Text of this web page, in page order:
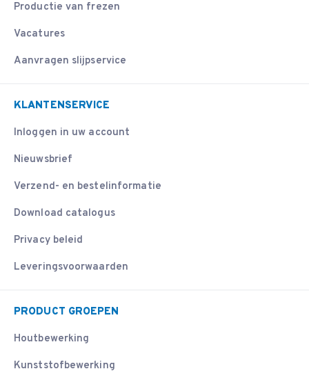
Productie van frezen
Vacatures
Aanvragen slijpservice
KLANTENSERVICE
Inloggen in uw account
Nieuwsbrief
Verzend- en bestelinformatie
Download catalogus
Privacy beleid
Leveringsvoorwaarden
PRODUCT GROEPEN
Houtbewerking
Kunststofbewerking